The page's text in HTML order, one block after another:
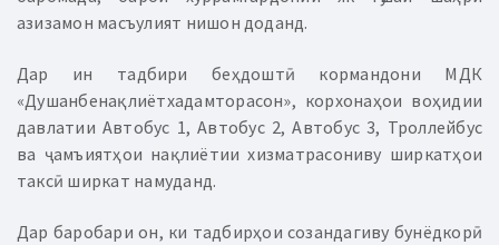
азизамон масъулият нишон доданд.
Дар ин тадбири беҳдоштӣ кормандони МДК
«Душанбенақлиётхадамторасон», корхонаҳои воҳидии
давлатии Автобус 1, Автобус 2, Автобус 3, Троллейбус
ва ҷамъиятҳои нақлиётии хизматрасониву ширкатҳои
таксӣ ширкат намуданд.
Дар баробари он, ки тадбирҳои созандагиву бунёдкорӣ